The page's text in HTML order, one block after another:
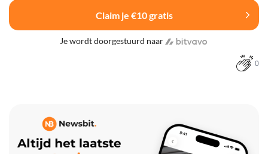
Claim je €10 gratis
Je wordt doorgestuurd naar
0